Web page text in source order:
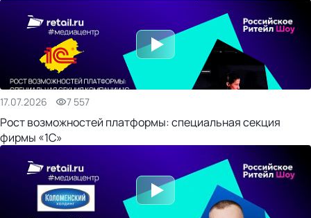
17.07.2026 7 557
Рост возможностей платформы: специальная секция
фирмы «1С»